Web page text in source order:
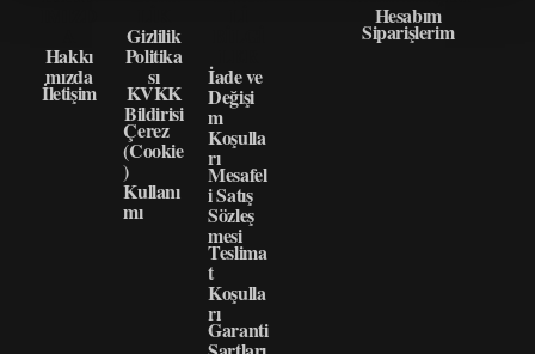
Hakkı
mızda
İletişim
Gizlilik
Politika
sı
KVKK
Bildirisi
Çerez
(Cookie
)
Kullanı
mı
İade ve
Değişi
m
Koşulla
rı
Mesafel
i Satış
Sözleş
mesi
Teslima
t
Koşulla
rı
Garanti
Hesabım
Siparişlerim